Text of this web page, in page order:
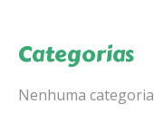
Categorias
Nenhuma categoria